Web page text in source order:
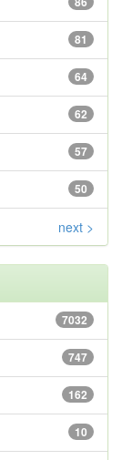
81
64
62
57
50
next >
7032
747
162
10